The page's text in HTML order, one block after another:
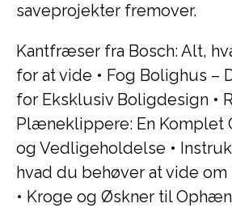
saveprojekter fremover.
Kantfræser fra Bosch: Alt,
for at vide • Fog Bolighus –
for Eksklusiv Boligdesign •
Plæneklippere: En Komplet
og Vedligeholdelse •
hvad du behøver at vide
• Kroge og Øskner til